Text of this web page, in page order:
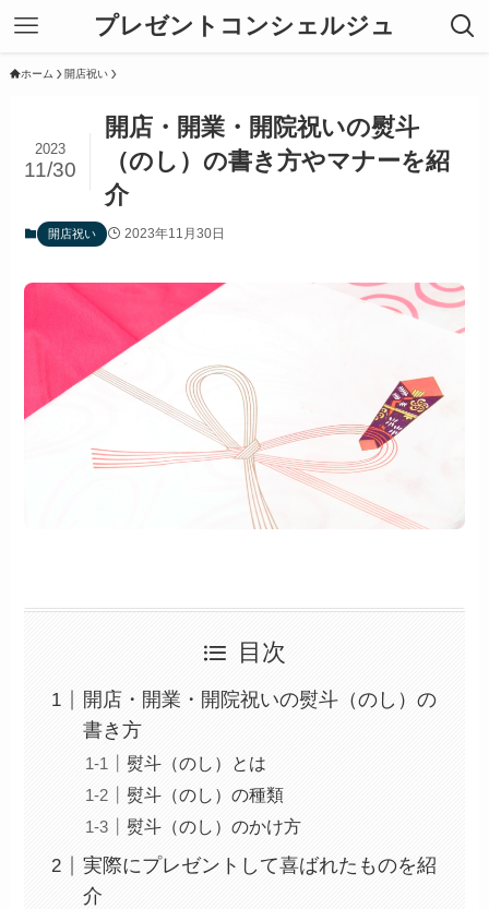
プレゼントコンシェルジュ
ホーム 開店祝い
開店・開業・開院祝いの熨斗
（のし）の書き方やマナーを紹
介
2023
11/30
開店祝い 2023年11月30日
目次
開店・開業・開院祝いの熨斗（のし）の
書き方
熨斗（のし）とは
熨斗（のし）の種類
熨斗（のし）のかけ方
実際にプレゼントして喜ばれたものを紹
介